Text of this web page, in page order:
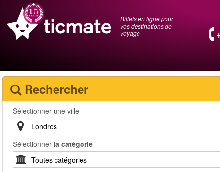
Billets en ligne pour
vos destinations de
voyage
Rechercher
Sélectionner une ville
Sélectionner la catégorie